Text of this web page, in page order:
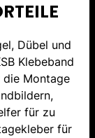
Dübel und
Klebeband
Montage
für zu
für